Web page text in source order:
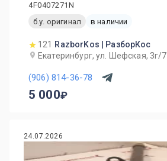
4F0407271N
б.у. оригинал
в наличии
121
RazborKos | РазборКос
Екатеринбург, ул. Шефская, 3г/7
(906) 814-36-78
5 000
24.07.2026